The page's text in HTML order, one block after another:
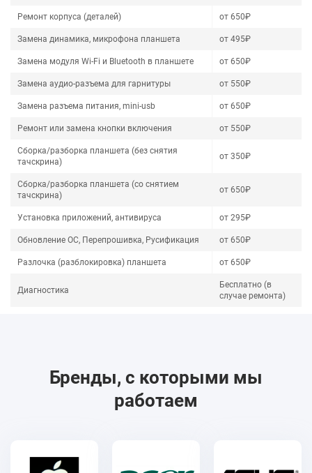
Ремонт корпуса (деталей) от 650₽
Замена динамика, микрофона планшета от 495₽
Замена модуля Wi-Fi и Bluetooth в планшете от 650₽
Замена аудио-разъема для гарнитуры от 550₽
Замена разъема питания, mini-usb от 650₽
Ремонт или замена кнопки включения от 550₽
Сборка/разборка планшета (без снятия
тачскрина)
от 350₽
Сборка/разборка планшета (со снятием
тачскрина)
от 650₽
Установка приложений, антивируса от 295₽
Обновление ОС, Перепрошивка, Русификация от 650₽
Разлочка (разблокировка) планшета от 650₽
Диагностика
Бесплатно (в
случае ремонта)
Бренды, с которыми мы
работаем